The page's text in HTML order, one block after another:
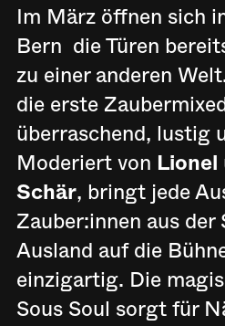
Im März öffnen sich
Bern die Türen
zu einer anderen
die erste
überraschend, lustig
Moderiert von Lionel
Schär, bringt jede
Zauber:innen aus
Ausland auf die
einzigartig. Die
Sous Soul sorgt für